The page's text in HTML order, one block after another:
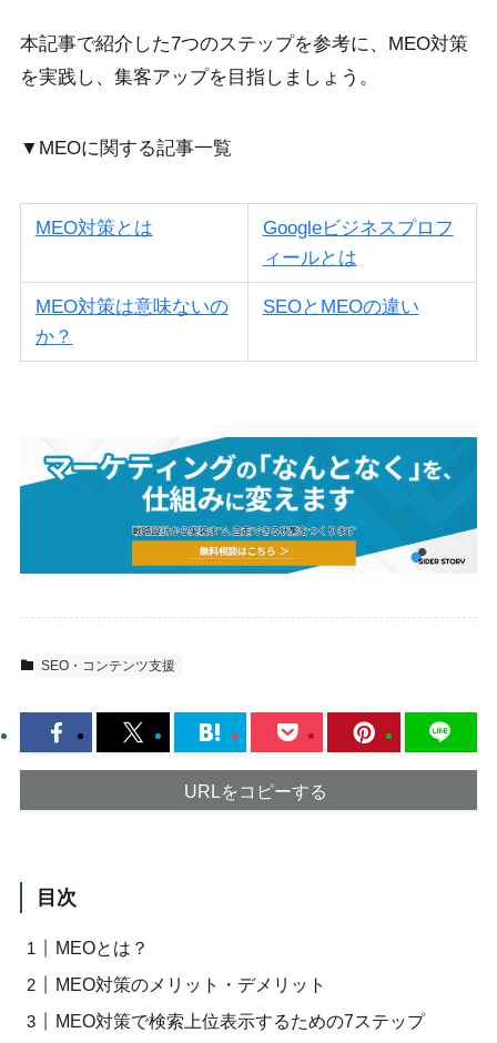
本記事で紹介した7つのステップを参考に、MEO対策
を実践し、集客アップを目指しましょう。
▼MEOに関する記事一覧
MEO対策とは
Googleビジネスプロフ
ィールとは
MEO対策は意味ないの
か？
SEOとMEOの違い
SEO・コンテンツ支援
URLをコピーする
目次
MEOとは？
MEO対策のメリット・デメリット
MEO対策で検索上位表示するための7ステップ